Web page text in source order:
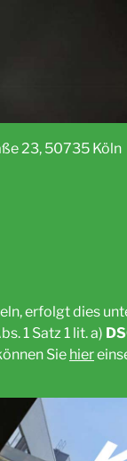
23, 50735 Köln
erfolgt dies
1 Satz 1 lit. a)
Sie hier